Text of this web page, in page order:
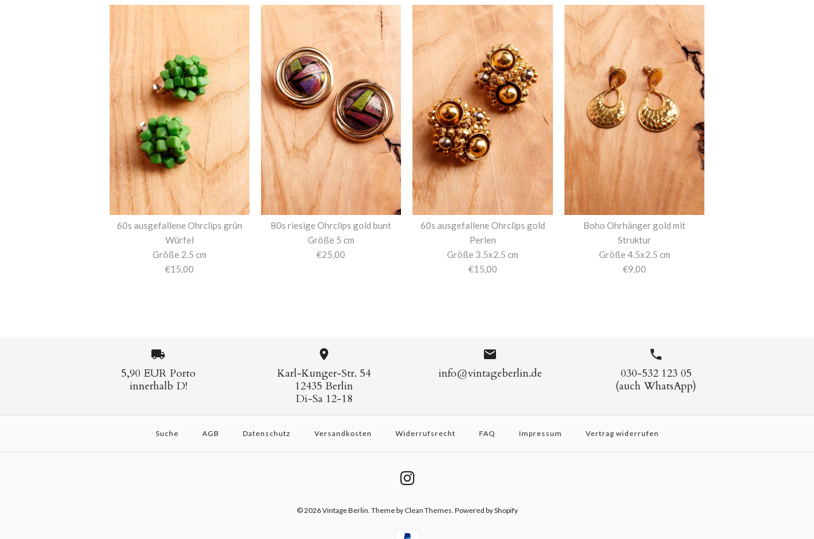
60s ausgefallene Ohrclips grün
Würfel
Größe 2.5 cm
€15,00
80s riesige Ohrclips gold bunt
Größe 5 cm
€25,00
60s ausgefallene Ohrclips gold
Perlen
Größe 3.5x2.5 cm
€15,00
Boho Ohrhänger gold mit
Struktur
Größe 4.5x2.5 cm
€9,00
5,90 EUR Porto
innerhalb D!
Karl-Kunger-Str. 54
12435 Berlin
Di-Sa 12-18
info@vintageberlin.de
030-532 123 05
(auch WhatsApp)
Suche AGB Datenschutz Versandkosten Widerrufsrecht FAQ Impressum Vertrag widerrufen
© 2026Vintage Berlin. Theme by Clean Themes. Powered by Shopify